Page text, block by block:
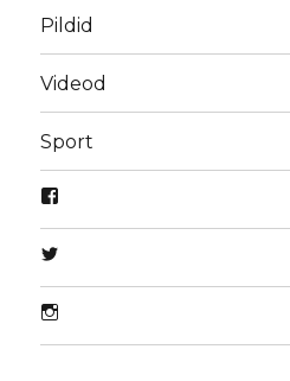
Pildid
Videod
Sport